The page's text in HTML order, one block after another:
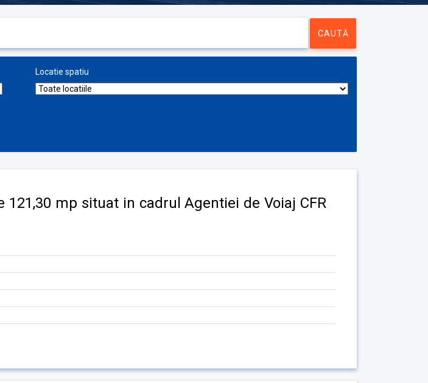
Locatie spatiu
mp situat in cadrul Agentiei de Voiaj CFR